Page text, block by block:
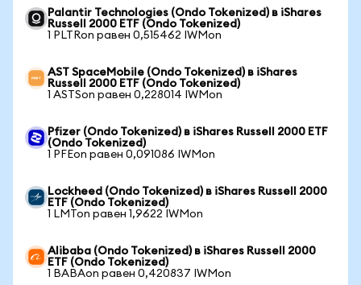
Palantir Technologies (Ondo Tokenized) в iShares
Russell 2000 ETF (Ondo Tokenized)
1 PLTRon равен 0,515462 IWMon
AST SpaceMobile (Ondo Tokenized) в iShares
Russell 2000 ETF (Ondo Tokenized)
1 ASTSon равен 0,228014 IWMon
Pfizer (Ondo Tokenized) в iShares Russell 2000 ETF
(Ondo Tokenized)
1 PFEon равен 0,091086 IWMon
Lockheed (Ondo Tokenized) в iShares Russell 2000
ETF (Ondo Tokenized)
1 LMTon равен 1,9622 IWMon
Alibaba (Ondo Tokenized) в iShares Russell 2000
ETF (Ondo Tokenized)
1 BABAon равен 0,420837 IWMon